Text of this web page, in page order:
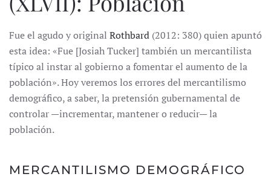
Fue el agudo y original Rothbard (2012: 380) quien apuntó
esta idea: «Fue [Josiah Tucker] también un mercantilista
típico al instar al gobierno a fomentar el aumento de la
población». Hoy veremos los errores del mercantilismo
demográfico, a saber, la pretensión gubernamental de
controlar —incrementar, mantener o reducir— la
población.
MERCANTILISMO DEMOGRÁFICO